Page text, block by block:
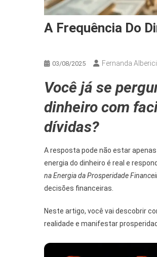
A Frequência Do
03/08/2025 Fernanda Alberici
Você já se
dinheiro com
dívidas?
A resposta pode não estar
energia do dinheiro é real e
na Energia da Prosperidade
decisões financeiras.
Neste artigo, você vai descobrir
realidade e manifestar